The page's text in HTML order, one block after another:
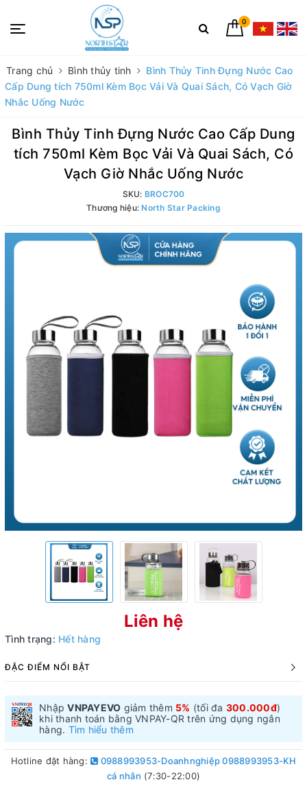
0
Trang chủ Bình thủy tinh
Bình Thủy Tinh Đựng Nước Cao
Cấp Dung tích 750ml Kèm Bọc Vải Và Quai Sách, Có Vạch Giờ
Nhắc Uống Nước
Bình Thủy Tinh Đựng Nước Cao Cấp Dung
tích 750ml Kèm Bọc Vải Và Quai Sách, Có
Vạch Giờ Nhắc Uống Nước
SKU: BROC700
Thương hiệu:North Star Packing
Liên hệ
Tình trạng: Hết hàng
ĐẶC ĐIỂM NỔI BẬT
NhậpVNPAYEVO giảm thêm 5% (tối đa 300.000đ)
khi thanh toán bằng VNPAY-QR trên ứng dụng ngân
hàng. Tìm hiểu thêm
Hotline đặt hàng:
0988993953-Doanhnghiệp 0988993953-KH
cá nhân (7:30-22:00)